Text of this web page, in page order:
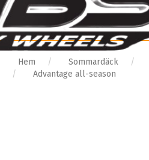
Hem Sommardäck
Advantage all-season